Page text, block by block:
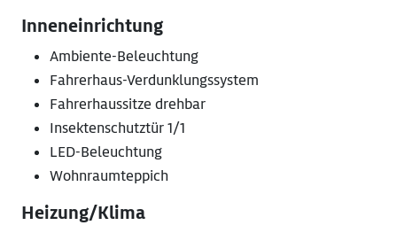
Inneneinrichtung
Ambiente-Beleuchtung
Fahrerhaus-Verdunklungssystem
Fahrerhaussitze drehbar
Insektenschutztür 1/1
LED-Beleuchtung
Wohnraumteppich
Heizung/Klima